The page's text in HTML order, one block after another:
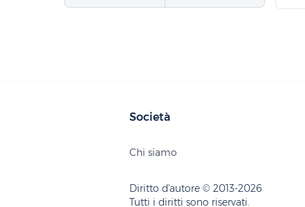
Società
Chi siamo
Diritto d'autore © 2013-2026
Tutti i diritti sono riservati.